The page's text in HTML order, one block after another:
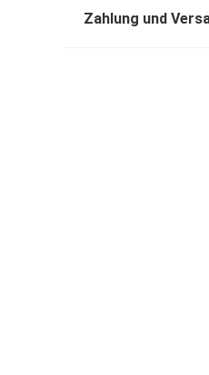
Zahlung und